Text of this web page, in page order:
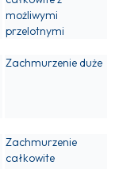
możliwymi
przelotnymi
Zachmurzenie duże
Zachmurzenie
całkowite